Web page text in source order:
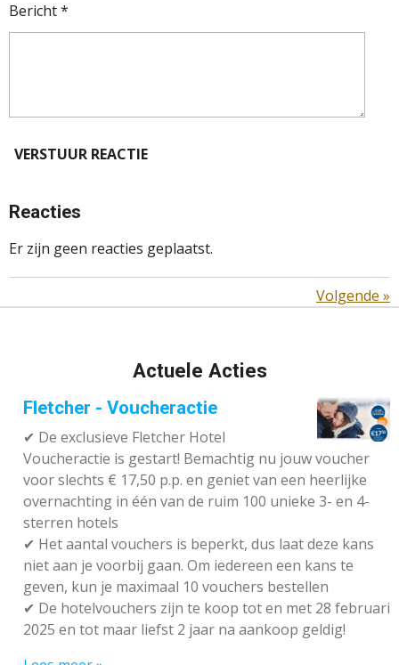
Bericht *
VERSTUUR REACTIE
Reacties
Er zijn geen reacties geplaatst.
Volgende »
Actuele Acties
Fletcher - Voucheractie
✔ De exclusieve Fletcher Hotel
Voucheractie is gestart! Bemachtig nu jouw voucher
voor slechts € 17,50 p.p. en geniet van een heerlijke
overnachting in één van de ruim 100 unieke 3- en 4-
sterren hotels
✔ Het aantal vouchers is beperkt, dus laat deze kans
niet aan je voorbij gaan. Om iedereen een kans te
geven, kun je maximaal 10 vouchers bestellen
✔ De hotelvouchers zijn te koop tot en met 28 februari
2025 en tot maar liefst 2 jaar na aankoop geldig!